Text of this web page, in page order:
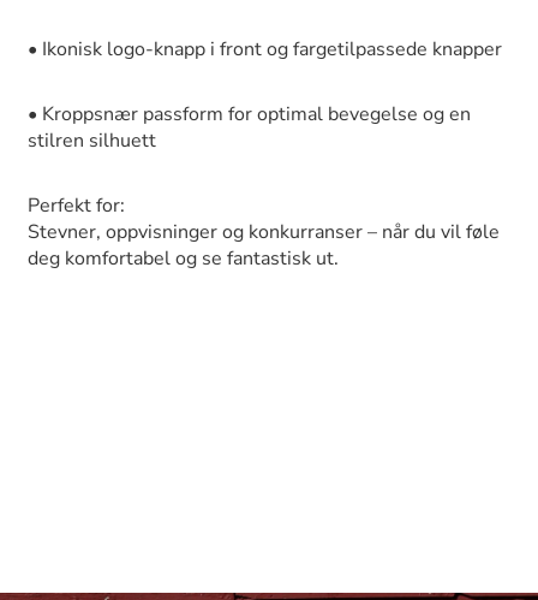
• Ikonisk logo-knapp i front og fargetilpassede knapper
• Kroppsnær passform for optimal bevegelse og en
stilren silhuett
Perfekt for:
Stevner, oppvisninger og konkurranser – når du vil føle
deg komfortabel og se fantastisk ut.